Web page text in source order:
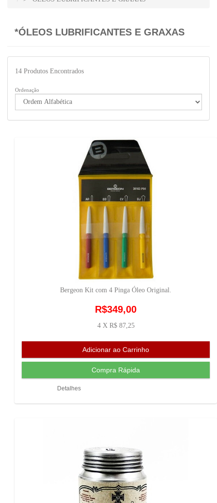
*ÓLEOS LUBRIFICANTES E GRAXAS
14 Produtos Encontrados
Ordenação
Bergeon Kit com 4 Pinga Óleo Original.
R$349,00
4 X R$ 87,25
Detalhes